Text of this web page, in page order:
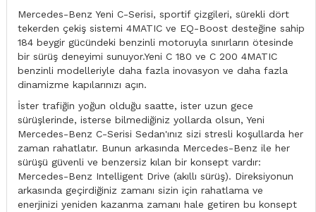
Mercedes-Benz Yeni C-Serisi, sportif çizgileri, sürekli dört
tekerden çekiş sistemi 4MATIC ve EQ-Boost desteğine sahip
184 beygir gücündeki benzinli motoruyla sınırların ötesinde
bir sürüş deneyimi sunuyor.Yeni C 180 ve C 200 4MATIC
benzinli modelleriyle daha fazla inovasyon ve daha fazla
dinamizme kapılarınızı açın.
İster trafiğin yoğun olduğu saatte, ister uzun gece
sürüşlerinde, isterse bilmediğiniz yollarda olsun, Yeni
Mercedes-Benz C-Serisi Sedan'ınız sizi stresli koşullarda her
zaman rahatlatır. Bunun arkasında Mercedes-Benz ile her
sürüşü güvenli ve benzersiz kılan bir konsept vardır:
Mercedes-Benz Intelligent Drive (akıllı sürüş). Direksiyonun
arkasında geçirdiğiniz zamanı sizin için rahatlama ve
enerjinizi yeniden kazanma zamanı hale getiren bu konsept